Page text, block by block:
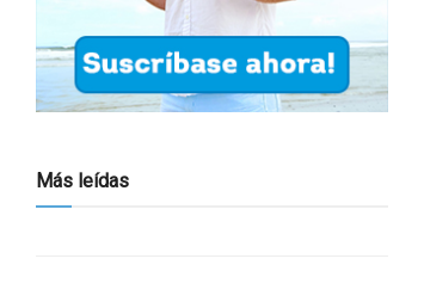
Más leídas